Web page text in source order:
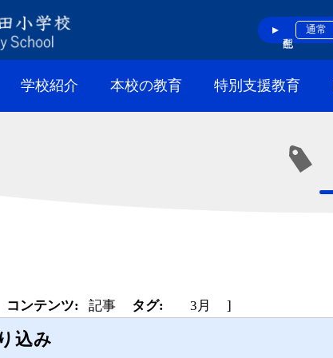
通常
学校紹介 本校の教育 特別支援教育
コンテンツ: 記事 タグ: 3月 ]
込み